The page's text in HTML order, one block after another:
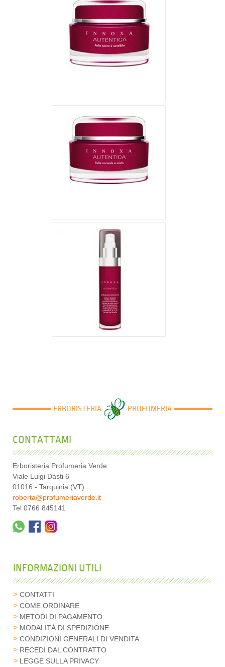
ERBORISTERIA PROFUMERIA
CONTATTAMI
Erboristeria Profumeria Verde
Viale Luigi Dasti 6
01016 - Tarquinia (VT)
roberta@profumeriaverde.it
Tel 0766 845141
INFORMAZIONI UTILI
CONTATTI
COME ORDINARE
METODI DI PAGAMENTO
MODALITÀ DI SPEDIZIONE
CONDIZIONI GENERALI DI VENDITA
RECEDI DAL CONTRATTO
LEGGE SULLA PRIVACY